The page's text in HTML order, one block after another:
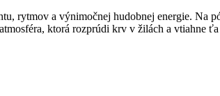
rytmov a výnimočnej hudobnej energie. Na
ktorá rozprúdi krv v žilách a vtiahne